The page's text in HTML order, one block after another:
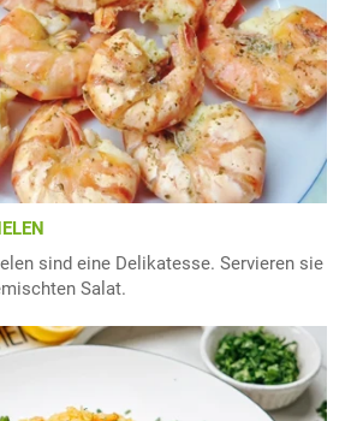
sind eine Delikatesse. Servieren sie
Salat.